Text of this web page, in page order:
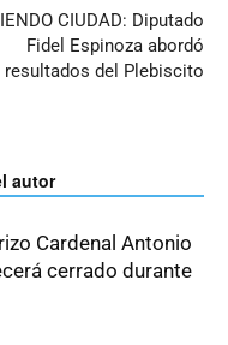
CIUDAD: Diputado
Fidel Espinoza abordó
resultados del Plebiscito
autor
Cardenal Antonio
cerrado durante